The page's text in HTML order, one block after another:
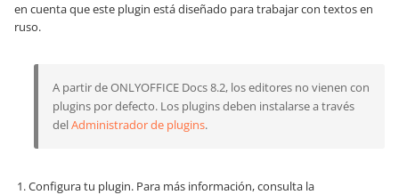
en cuenta que este plugin está diseñado para trabajar con textos en
ruso.
A partir de ONLYOFFICE Docs 8.2, los editores no vienen con
plugins por defecto. Los plugins deben instalarse a través
delAdministrador de plugins.
Configura tu plugin. Para más información, consulta la